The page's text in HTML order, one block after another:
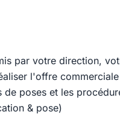
par votre direction,
l'offre
poses et les
& pose)